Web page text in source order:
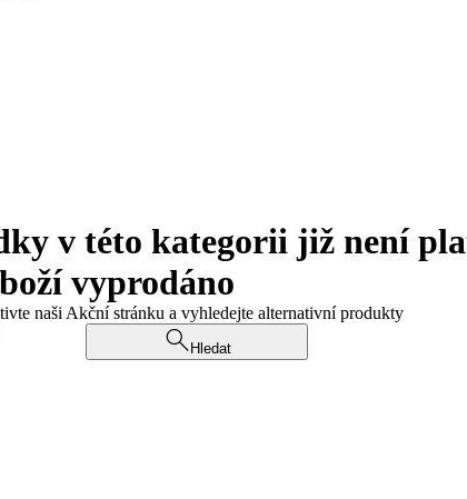
v této kategorii již není
vyprodáno
naši Akční stránku a vyhledejte alternativní produkty
Hledat